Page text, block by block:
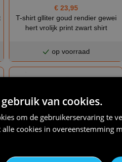
€ 23,95
T-shirt glliter goud rendier gewei
hert vrolijk print zwart shirt
op voorraad
van cookies.
om de gebruikerservaring te
cookies in overeenstemming